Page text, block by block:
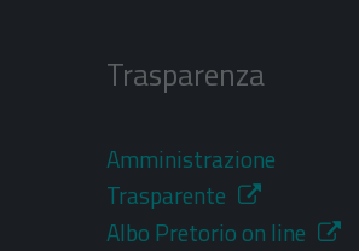
Trasparenza
Amministrazione
Trasparente
Albo Pretorio on line